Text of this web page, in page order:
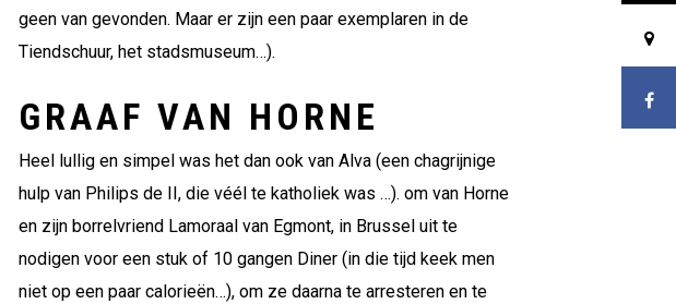
geen van gevonden. Maar er zijn een paar exemplaren in de
Tiendschuur, het stadsmuseum…).
GRAAF VAN HORNE
Heel lullig en simpel was het dan ook van Alva (een chagrijnige
hulp van Philips de II, die véél te katholiek was …). om van Horne
en zijn borrelvriend Lamoraal van Egmont, in Brussel uit te
nodigen voor een stuk of 10 gangen Diner (in die tijd keek men
niet op een paar calorieën…), om ze daarna te arresteren en te